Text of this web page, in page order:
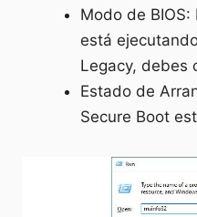
Modo de
está
Legacy, debes
Estado de
Secure Boot